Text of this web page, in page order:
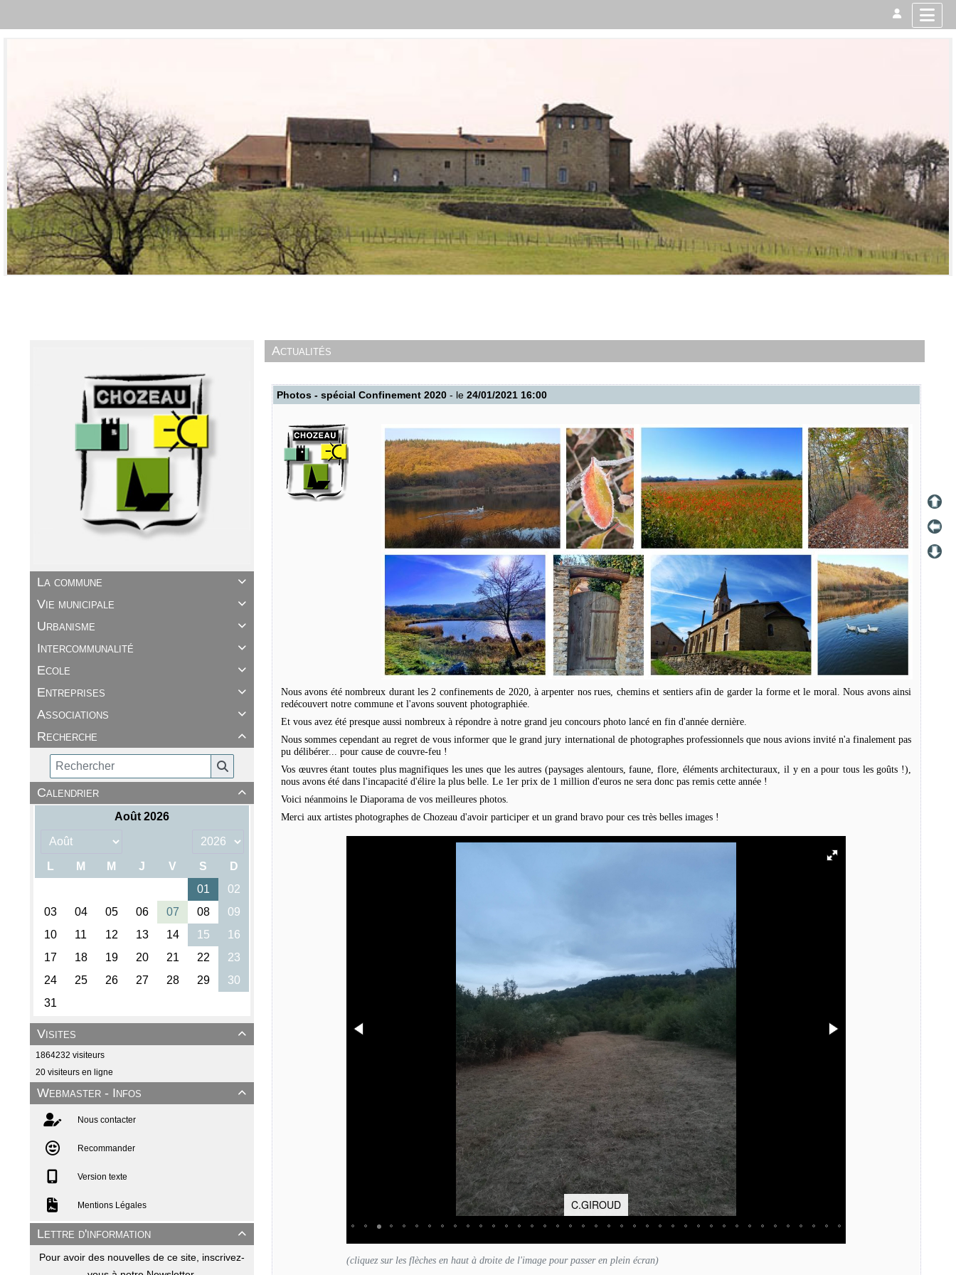

La commune

Vie municipale

Urbanisme

Intercommunalité

Ecole

Entreprises

Associations

Recherche

Calendrier

Visites
1864232 visiteurs
20 visiteurs en ligne

Webmaster - Infos
Nous contacter
Recommander
Version texte
Mentions Légales

Lettre d'information
Pour avoir des nouvelles de ce site, inscrivez-
Actualités
Photos - spécial Confinement 2020 - le 24/01/2021 16:00
Nous avons été nombreux durant les 2 confinements de 2020, à arpenter nos rues, chemins et sentiers afin de garder la forme et le moral. Nous avons ainsi
redécouvert notre commune et l'avons souvent photographiée.
Et vous avez été presque aussi nombreux à répondre à notre grand jeu concours photo lancé en fin d'année dernière.
Nous sommes cependant au regret de vous informer que le grand jury international de photographes professionnels que nous avions invité n'a finalement pas
pu délibérer... pour cause de couvre-feu !
Vos œuvres étant toutes plus magnifiques les unes que les autres (paysages alentours, faune, flore, éléments architecturaux, il y en a pour tous les goûts !),
nous avons été dans l'incapacité d'élire la plus belle. Le 1er prix de 1 million d'euros ne sera donc pas remis cette année !
Voici néanmoins le Diaporama de vos meilleures photos.
Merci aux artistes photographes de Chozeau d'avoir participer et un grand bravo pour ces très belles images !
(cliquez sur les flèches en haut à droite de l'image pour passer en plein écran)
C.GIROUD